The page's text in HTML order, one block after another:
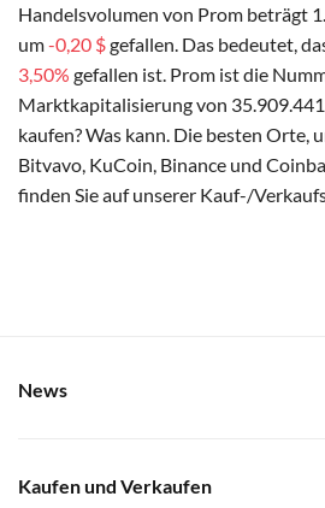
Handelsvolumen von Prom beträgt
um-0,20 $gefallen. Das bedeutet,
3,50% gefallen ist. Prom ist die
Marktkapitalisierung von
kaufen? Was kann. Die besten Orte,
Bitvavo, KuCoin, Binance und
finden Sie auf unserer Kauf-/
News
Kaufen und Verkaufen